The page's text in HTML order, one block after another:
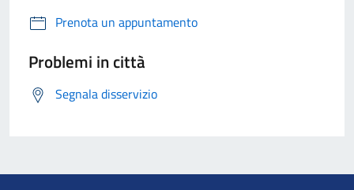
Prenota un appuntamento
Problemi in città
Segnala disservizio